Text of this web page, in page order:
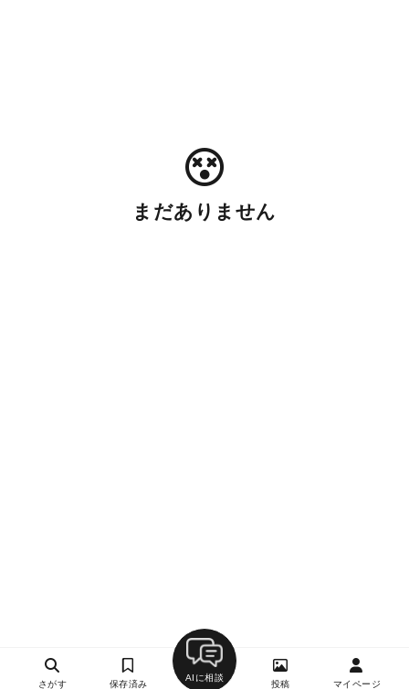
まだありません
さがす 保存済み
AIに相談
投稿 マイページ